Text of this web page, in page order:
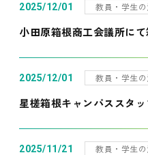
2025/12/01 教員・学生
小田原箱根商工会議所に
2025/12/01 教員・学生
星槎箱根キャンパススタ
2025/11/21 教員・学生